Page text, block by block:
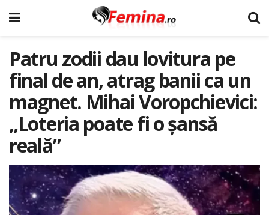
Patru zodii dau lovitura pe
final de an, atrag banii ca un
magnet. Mihai Voropchievici:
„Loteria poate fi o șansă
reală”